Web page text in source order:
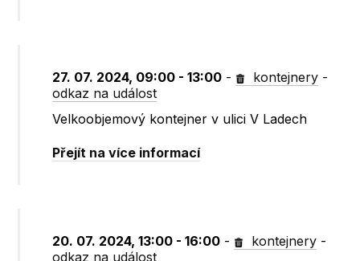
27. 07. 2024, 09:00 - 13:00 - kontejnery -
odkaz na událost
Velkoobjemový kontejner v ulici V Ladech
Přejít na více informací
20. 07. 2024, 13:00 - 16:00 - kontejnery -
odkaz na událost